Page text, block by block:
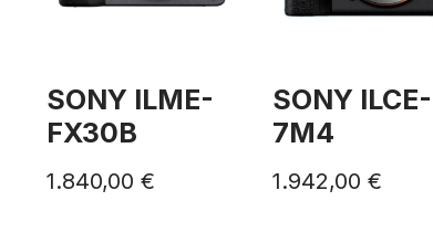
SONY ILME-
FX30B
1.840,00 €
SONY ILCE-
7M4
1.942,00 €